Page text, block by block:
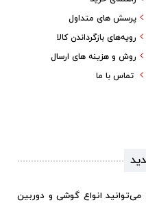
پرسش های متداول
رویه‌های بازگرداندن کالا
روش و هزینه های ارسال
تماس با ما
می‌توانید انواع گوشی و دوربین